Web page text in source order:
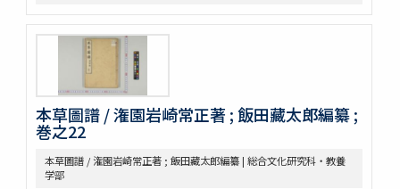
錦窠翁耋筵誌
錦窠翁九十賀壽博物會誌 / 伊藤篤太郎編
多識會誌
救荒本草啓蒙 / 小野蕙蕙口授 ; 小野彦安録
救荒野譜記聞
艸木圖説 / 飯沼慾齋著 ; 田中芳男, 小野職愨増訂
本草圖譜 / 潅園岩崎常正著 ; 飯田藏太郎編纂
本草圖譜 / 岩崎常正著
本草圖譜 / 潅園岩崎常正著 ; 飯田藏太郎編纂 ;
巻之22
本草圖譜 / 潅園岩崎常正著 ; 飯田藏太郎編纂 | 総合文化研究科・教養
学部